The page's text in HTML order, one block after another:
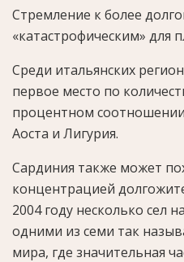
Стремление к более
«катастрофическим» для
Среди итальянских
первое место по
процентном
Аоста и Лигурия.
Сардиния также может
концентрацией
2004 году несколько сел
одними из семи так
мира, где значительная